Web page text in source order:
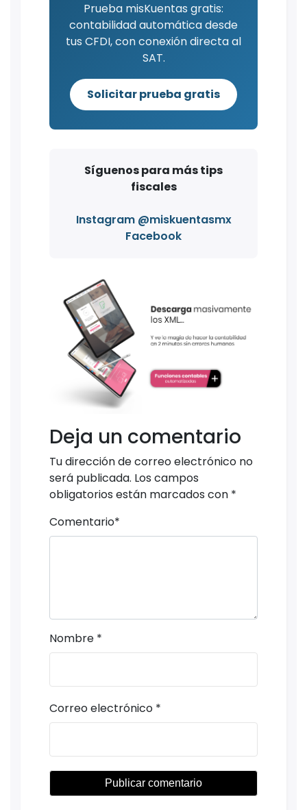
Prueba misKuentas gratis:
contabilidad automática desde
tus CFDI, con conexión directa al
SAT.
Solicitar prueba gratis
Síguenos para más tips
fiscales
Instagram @miskuentasmx
Facebook
Deja un comentario
Tu dirección de correo electrónico no
será publicada. Los campos
obligatorios están marcados con *
Comentario*
Nombre *
Correo electrónico *